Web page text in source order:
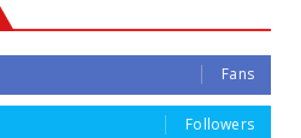
Fans
Followers